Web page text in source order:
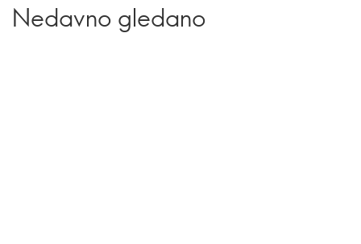
Nedavno gledano